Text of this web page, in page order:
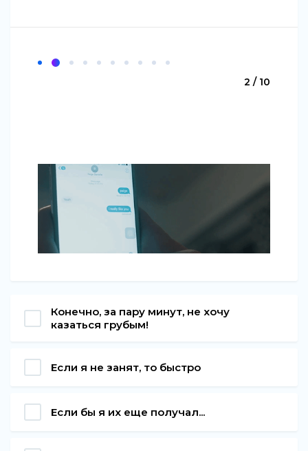
2 / 10
Конечно, за пару минут, не хочу
казаться грубым!
Если я не занят, то быстро
Если бы я их еще получал...